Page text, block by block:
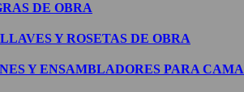
DE OBRA
Y ROSETAS DE OBRA
Y ENSAMBLADORES PARA CAMA